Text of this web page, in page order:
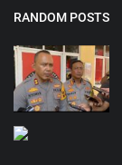
RANDOM POSTS